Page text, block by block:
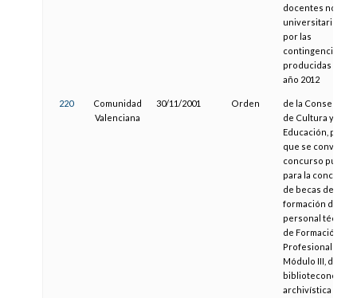
docentes no
universitarios,
por las
contingencias
producidas en el
año 2012
220
Comunidad
Valenciana
30/11/2001 Orden
de la Conselleria
de Cultura y
Educación, por la
que se convoca
concurso público
para la concesión
de becas de
formación de
personal técnico
de Formación
Profesional del
Módulo III, de
biblioteconomía,
archivística y